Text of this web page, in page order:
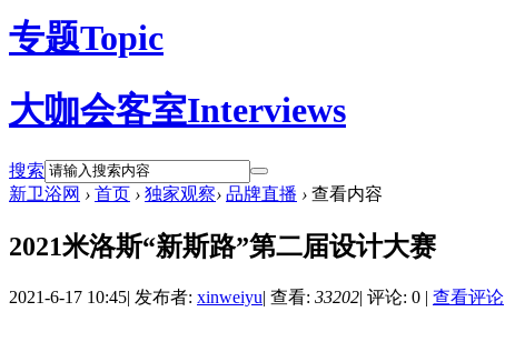
专题Topic
大咖会客室Interviews
搜索
新卫浴网 › 首页 › 独家观察› 品牌直播 › 查看内容
2021米洛斯“新斯路”第二届设计大赛
2021-6-17 10:45| 发布者: xinweiyu| 查看: 33202| 评论: 0 | 查看评论